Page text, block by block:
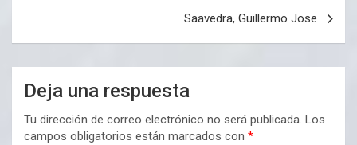
Saavedra, Guillermo Jose
Deja una respuesta
Tu dirección de correo electrónico no será publicada. Los
campos obligatorios están marcados con *